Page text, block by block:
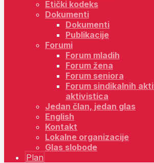
Etički kodeks
Dokumenti
Dokumenti
Publikacije
Forumi
Forum mladih
Forum žena
Forum seniora
Forum sindikalnih
aktivistica
Jedan član, jedan glas
English
Kontakt
Lokalne organizacije
Glas slobode
Plan